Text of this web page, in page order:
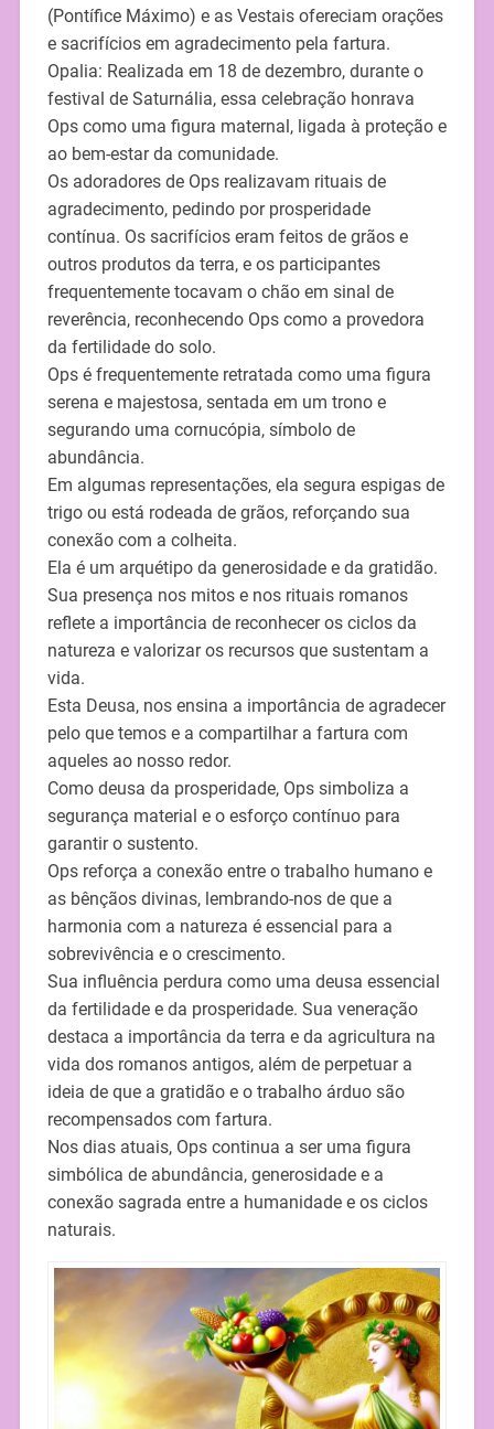
(Pontífice Máximo) e as Vestais ofereciam orações
e sacrifícios em agradecimento pela fartura.
Opalia: Realizada em 18 de dezembro, durante o
festival de Saturnália, essa celebração honrava
Ops como uma figura maternal, ligada à proteção e
ao bem-estar da comunidade.
Os adoradores de Ops realizavam rituais de
agradecimento, pedindo por prosperidade
contínua. Os sacrifícios eram feitos de grãos e
outros produtos da terra, e os participantes
frequentemente tocavam o chão em sinal de
reverência, reconhecendo Ops como a provedora
da fertilidade do solo.
Ops é frequentemente retratada como uma figura
serena e majestosa, sentada em um trono e
segurando uma cornucópia, símbolo de
abundância.
Em algumas representações, ela segura espigas de
trigo ou está rodeada de grãos, reforçando sua
conexão com a colheita.
Ela é um arquétipo da generosidade e da gratidão.
Sua presença nos mitos e nos rituais romanos
reflete a importância de reconhecer os ciclos da
natureza e valorizar os recursos que sustentam a
vida.
Esta Deusa, nos ensina a importância de agradecer
pelo que temos e a compartilhar a fartura com
aqueles ao nosso redor.
Como deusa da prosperidade, Ops simboliza a
segurança material e o esforço contínuo para
garantir o sustento.
Ops reforça a conexão entre o trabalho humano e
as bênçãos divinas, lembrando-nos de que a
harmonia com a natureza é essencial para a
sobrevivência e o crescimento.
Sua influência perdura como uma deusa essencial
da fertilidade e da prosperidade. Sua veneração
destaca a importância da terra e da agricultura na
vida dos romanos antigos, além de perpetuar a
ideia de que a gratidão e o trabalho árduo são
recompensados com fartura.
Nos dias atuais, Ops continua a ser uma figura
simbólica de abundância, generosidade e a
conexão sagrada entre a humanidade e os ciclos
naturais.